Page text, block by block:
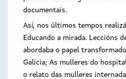
documentais.
Así, nos últimos tempos
Educando a mirada. Leccións
abordaba o papel
Galicia; As mulleres do
o relato das mulleres